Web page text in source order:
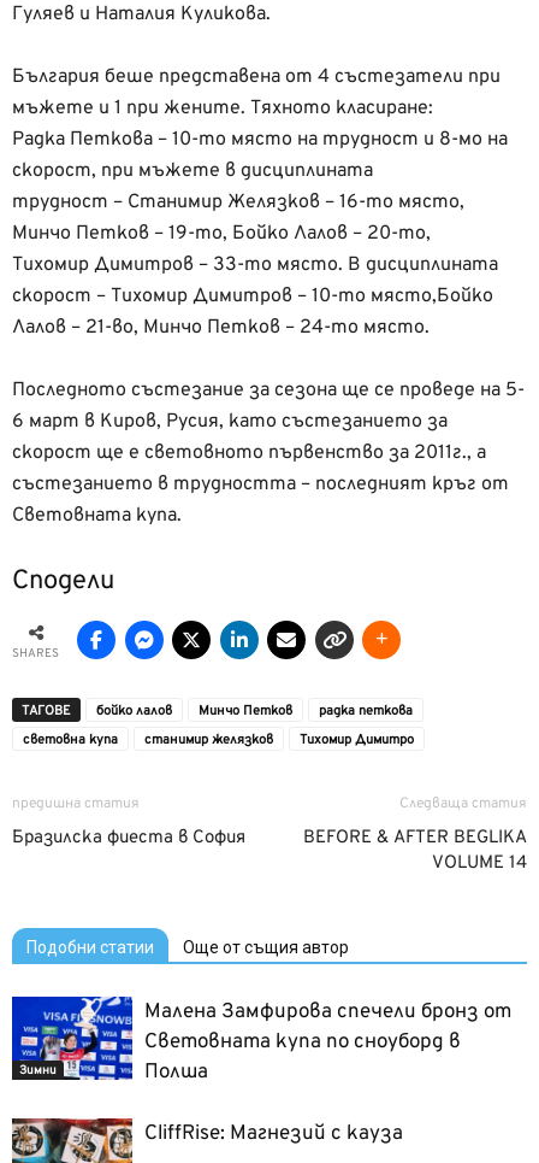
Гуляев и Наталия Куликова.
България беше представена от 4 състезатели при
мъжете и 1 при жените. Тяхното класиране:
Радка Петкова – 10-то място на трудност и 8-мо на
скорост, при мъжете в дисциплината
трудност – Станимир Желязков – 16-то място,
Минчо Петков – 19-то, Бойко Лалов – 20-то,
Тихомир Димитров – 33-то място. В дисциплината
скорост – Тихомир Димитров – 10-то място,Бойко
Лалов – 21-во, Минчо Петков – 24-то място.
Последното състезание за сезона ще се проведе на 5-
6 март в Киров, Русия, като състезанието за
скорост ще е световното първенство за 2011г., а
състезанието в трудността – последният кръг от
Световната купа.
Сподели
SHARES
ТАГОВЕ бойко лалов Минчо Петков
радка петкова
световна купа
станимир желязков Тихомир Димитро
предишна статия
Бразилска фиеста в София
Следваща статия
BEFORE & AFTER BEGLIKA
VOLUME 14
Подобни статии Още от същия автор
Зимни
Малена Замфирова спечели бронз от
Световната купа по сноуборд в
Полша
CliffRise: Магнезий с кауза